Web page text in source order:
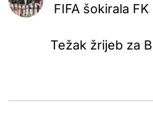
FIFA šokirala
Težak žrijeb za